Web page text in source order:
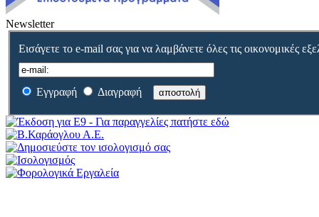
Newsletter
Εισάγετε το e-mail σας για να λαμβάνετε όλες τις οικονομικές
Εγγραφή Διαγραφή αποστολή